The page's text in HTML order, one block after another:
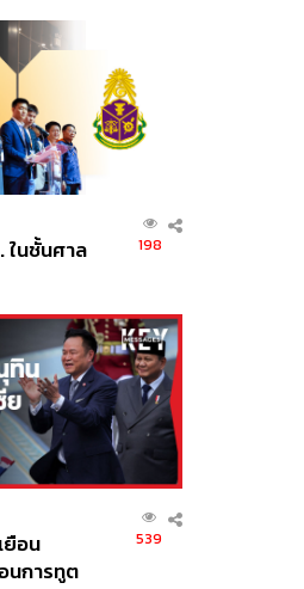
ในชั้นศาล
198
ยือน
นการทูต
539